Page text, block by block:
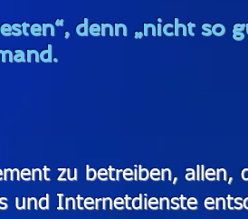
denn „nicht so
zu betreiben, allen,
und Internetdienste